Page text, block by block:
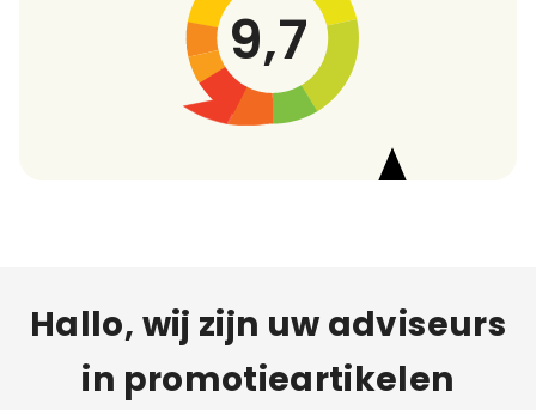
9,7
Hallo, wij zijn uw adviseurs
in promotieartikelen